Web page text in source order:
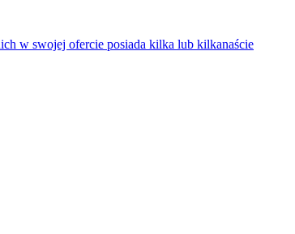
w swojej ofercie posiada kilka lub kilkanaście